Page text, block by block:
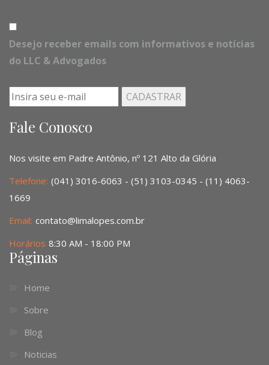
Desejo receber emails com informativos e notícias
do LLC & Advogados
Fale Conosco
Nos visite em Padre Antônio, nº 121 Alto da Glória
Telefone: (041) 3016-6063 - (51) 3103-0345 - (11) 4063-
1669
Email: contato@limalopes.com.br
Horários 8:30 AM - 18:00 PM
Páginas
Home
Sobre
Blog
Noticias